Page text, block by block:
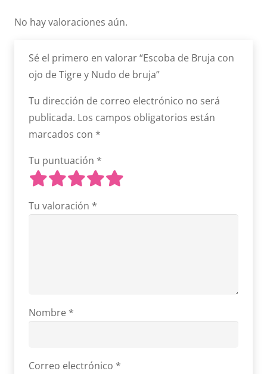
No hay valoraciones aún.
Sé el primero en valorar “Escoba de Bruja con
ojo de Tigre y Nudo de bruja”
Tu dirección de correo electrónico no será
publicada. Los campos obligatorios están
marcados con *
Tu puntuación *
Tu valoración *
Nombre *
Correo electrónico *